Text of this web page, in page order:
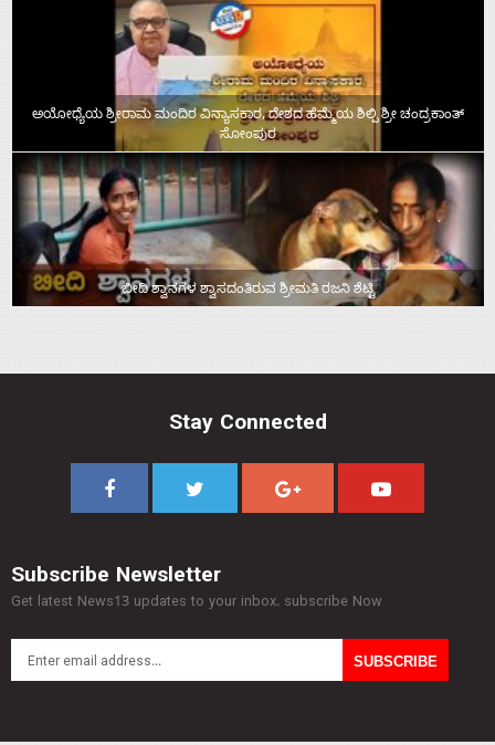
ಅಯೋಧ್ಯೆಯ ಶ್ರೀರಾಮ ಮಂದಿರ ವಿನ್ಯಾಸಕಾರ, ದೇಶದ ಹೆಮ್ಮೆಯ ಶಿಲ್ಪಿ ಶ್ರೀ ಚಂದ್ರಕಾಂತ್‌
ಸೋಂಪುರ
ಬೀದಿ ಶ್ವಾನಗಳ ಶ್ವಾಸದಂತಿರುವ ಶ್ರೀಮತಿ ರಜನಿ ಶೆಟ್ಟಿ
Stay Connected
Subscribe Newsletter
Get latest News13 updates to your inbox. subscribe Now